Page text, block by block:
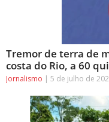
Tremor de terra de
costa do Rio, a 60
Jornalismo 5 de julho de